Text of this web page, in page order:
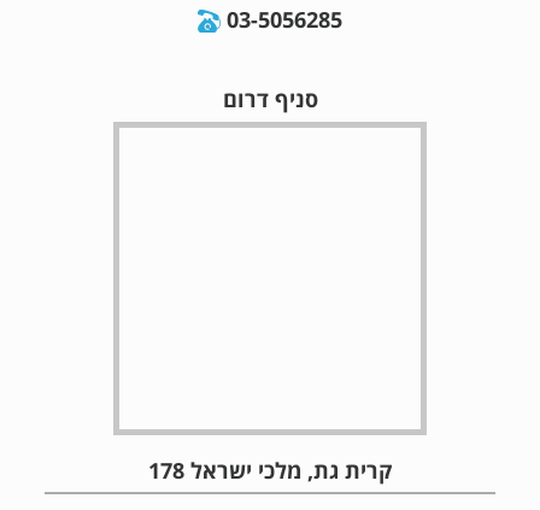
03-5056285
סניף דרום
קרית גת, מלכי ישראל 178